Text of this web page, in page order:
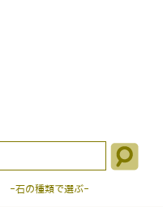
-石の種類で選ぶ-